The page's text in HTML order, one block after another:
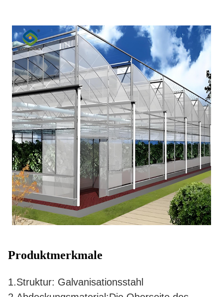
Produktmerkmale
1.Struktur: Galvanisationsstahl